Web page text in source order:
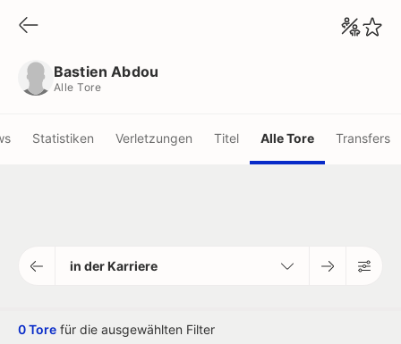
Bastien Abdou
Alle Tore
Statistiken Verletzungen Titel Alle Tore Transfers
in der Karriere
0 Tore für die ausgewählten Filter